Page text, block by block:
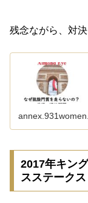
残念ながら、対
2017年キン
スステークス